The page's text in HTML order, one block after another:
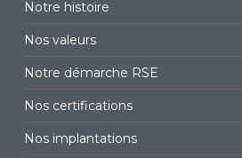
Notre histoire
Nos valeurs
Notre démarche RSE
Nos certifications
Nos implantations